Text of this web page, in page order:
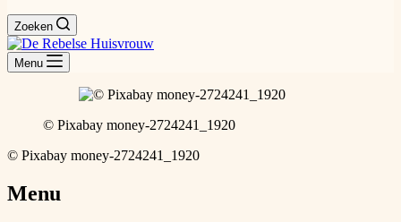
Zoeken
Menu
© Pixabay money-2724241_1920
© Pixabay money-2724241_1920
Menu